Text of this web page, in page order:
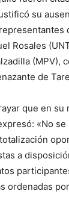
su
Rosales
(MPV),
de
que en su
«No
a
ordenadas